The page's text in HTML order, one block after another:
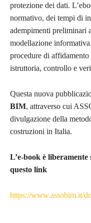
protezione dei dati.
normativo, dei tempi di
adempimenti preliminari
modellazione
procedure di
istruttoria, controllo e
Questa nuova
BIM, attraverso cui
divulgazione della
costruzioni in Italia.
L’e-book è
questo link
https://www.assobim.it/